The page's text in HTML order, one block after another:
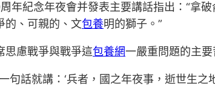
年紀念年夜會并發表主要講話指出：“拿
的、可親的、文包養明的獅子。”
思慮戰爭與戰爭這包養網一嚴重問題的主要
句話就講：‘兵者，國之年夜事，逝世生